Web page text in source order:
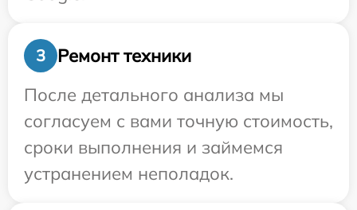
3
Ремонт техники
После детального анализа мы
согласуем с вами точную стоимость,
сроки выполнения и займемся
устранением неполадок.